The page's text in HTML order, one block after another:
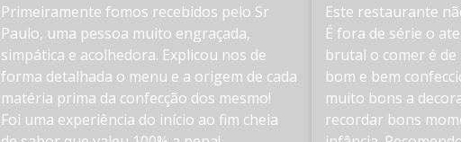
Primeiramente fomos recebidos pelo Sr
Paulo, uma pessoa muito engraçada,
simpática e acolhedora. Explicou nos de
forma detalhada o menu e a origem de cada
matéria prima da confecção dos mesmo!
Foi uma experiência do início ao fim cheia
Este restaurante
É fora de série o
brutal o comer é
bom e bem
muito bons a
recordar bons